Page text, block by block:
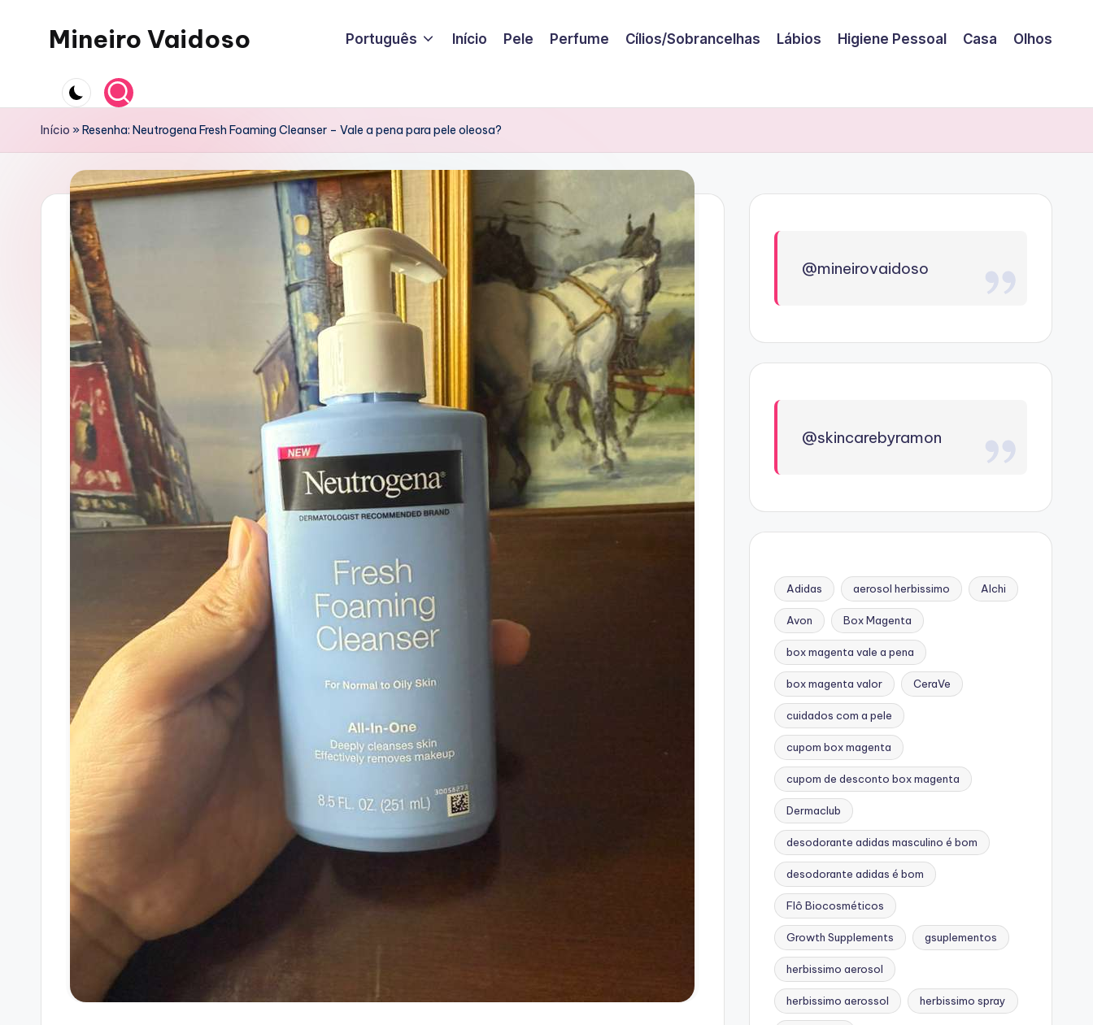
Mineiro Vaidoso
Care,
Português Início Pele Perfume Cílios/Sobrancelhas Lábios Higiene Pessoal Casa Olhos
Início »Resenha: Neutrogena Fresh Foaming Cleanser – Vale a pena para pele oleosa?
@mineirovaidoso
@skincarebyramon
Adidas aerosol herbissimo Alchi
Avon Box Magenta
box magenta vale a pena
box magenta valor CeraVe
cuidados com a pele
cupom box magenta
cupom de desconto box magenta
Dermaclub
desodorante adidas masculino é bom
desodorante adidas é bom
Flô Biocosméticos
Growth Supplements gsuplementos
herbissimo aerosol
herbissimo aerossol herbissimo spray